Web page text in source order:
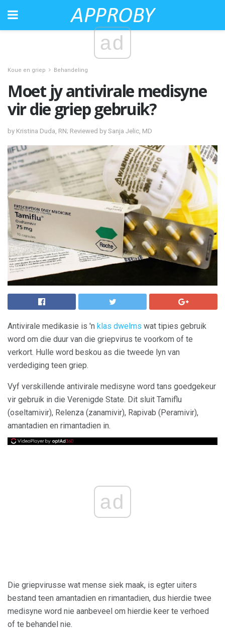
ad
Koue en griep Behandeling
Moet jy antivirale medisyne
vir die griep gebruik?
by Kristina Duda, RN; Reviewed by Sanja Jelic, MD
Antivirale medikasie is 'n klas dwelms wat tipies gebruik
word om die duur van die griepvirus te voorkom of te
verkort. Hulle word beskou as die tweede lyn van
verdediging teen griep.
Vyf verskillende antivirale medisyne word tans goedgekeur
vir gebruik in die Verenigde State. Dit sluit Tamiflu
(oseltamivir), Relenza (zanamivir), Rapivab (Peramivir),
amantadien en rimantadien in.
ad
Die griepvirusse wat mense siek maak, is egter uiters
bestand teen amantadien en rimantadien, dus hierdie twee
medisyne word nie aanbeveel om hierdie keer te verhoed
of te behandel nie.